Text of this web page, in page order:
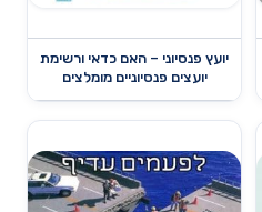
יועץ פנסיוני – האם כדאי ורשימת
יועצים פנסיוניים מומלצים